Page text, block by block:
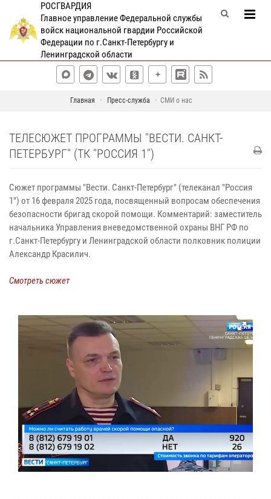
РОСГВАРДИЯ
Главное управление Федеральной службы
войск национальной гвардии Российской
Федерации по г.Санкт-Петербургу и
Ленинградской области
Главная Пресс-служба СМИ о нас
ТЕЛЕСЮЖЕТ ПРОГРАММЫ "ВЕСТИ. САНКТ-
ПЕТЕРБУРГ" (ТК "РОССИЯ 1")
Сюжет программы "Вести. Санкт-Петербург" (телеканал "Россия
1") от 16 февраля 2025 года, посвященный вопросам обеспечения
безопасности бригад скорой помощи. Комментарий: заместитель
начальника Управления вневедомственной охраны ВНГ РФ по
г.Санкт-Петербургу и Ленинградской области полковник полиции
Александр Красилич.
Смотреть сюжет